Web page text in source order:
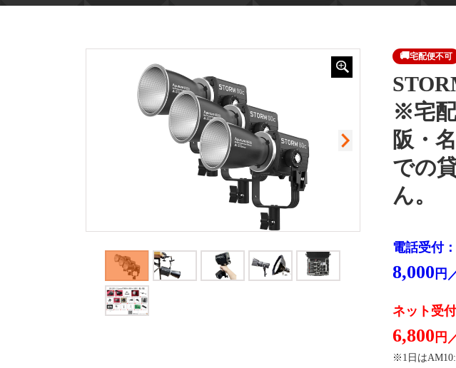
🚚宅配便不可
※宅
阪・
での
ん。
電話受付：
8,000 円
ネット受付
6,800 円
※1日は